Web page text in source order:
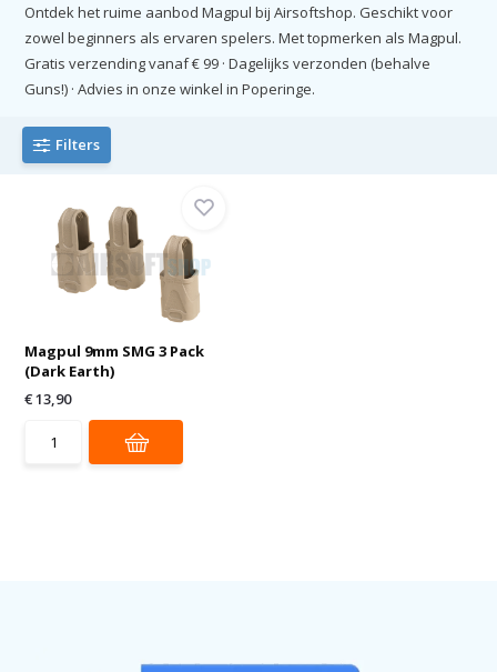
Ontdek het ruime aanbod Magpul bij Airsoftshop. Geschikt voor
zowel beginners als ervaren spelers. Met topmerken als Magpul.
Gratis verzending vanaf € 99 · Dagelijks verzonden (behalve
Guns!) · Advies in onze winkel in Poperinge.
Filters
Magpul 9mm SMG 3 Pack
(Dark Earth)
€ 13,90